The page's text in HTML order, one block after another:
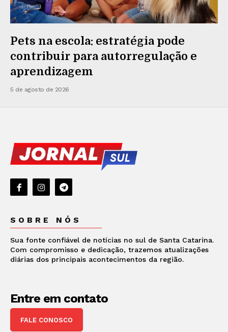
Pets na escola: estratégia pode
contribuir para autorregulação e
aprendizagem
5 de agosto de 2026
SOBRE NÓS
Sua fonte confiável de notícias no sul de Santa Catarina.
Com compromisso e dedicação, trazemos atualizações
diárias dos principais acontecimentos da região.
Entre em contato
FALE CONOSCO